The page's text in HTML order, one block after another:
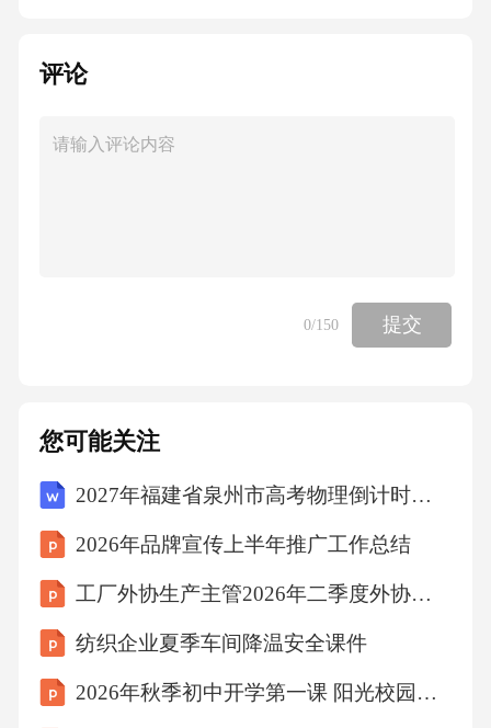
应用扩展。主要阻碍因素:纳滤膜元件的发展受
行维护成本较高且系统稳定性依赖预处理水
超滤技术存在替代竞争，也影响其市场扩张速
度。行业发展机遇:纳滤技术正受益于工业废水
阔空间。同时，食品饮料高端化加工与制药纯
化升级推动高选择性膜需求增长。随着AI优化
膜设计与新型复合材料应用推进，纳滤性能与
经济性仍有持续提升潜力。进入壁垒:纳滤膜元
件行业具有较高技术与工艺壁
评论
0/150 提交
您可能关注
2027年福建省泉州市高考物理倒计时模拟卷（含答案解析）
2026年品牌宣传上半年推广工作总结
工厂外协生产主管2026年二季度外协生产管控总结
纺织企业夏季车间降温安全课件
2026年秋季初中开学第一课 阳光校园和谐班级